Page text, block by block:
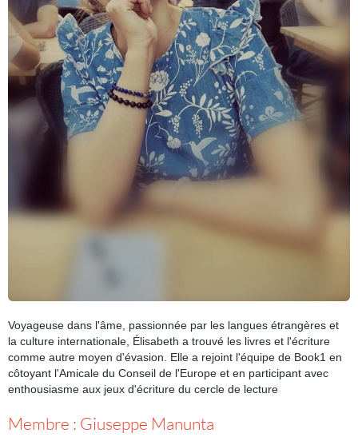
Voyageuse dans l'âme, passionnée par les langues étrangères et
la culture internationale, Élisabeth a trouvé les livres et l'écriture
comme autre moyen d'évasion. Elle a rejoint l'équipe de Book1 en
côtoyant l'Amicale du Conseil de l'Europe et en participant avec
enthousiasme aux jeux d'écriture du cercle de lecture
Membre : Giuseppe Manunta